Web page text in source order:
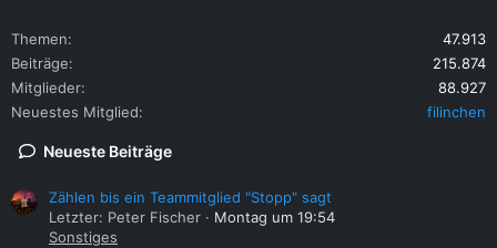
Themen
47.913
Beiträge
215.874
Mitglieder
88.927
Neuestes Mitglied
filinchen
Neueste Beiträge
Zählen bis ein Teammitglied "Stopp" sagt
Letzter: Peter Fischer
Montag um 19:54
Sonstiges